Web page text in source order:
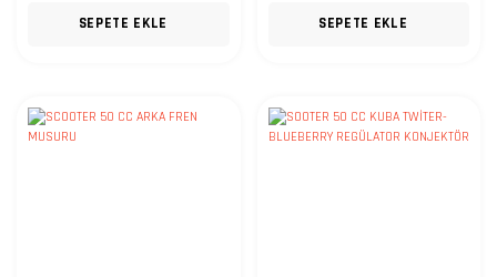
SEPETE EKLE SEPETE EKLE